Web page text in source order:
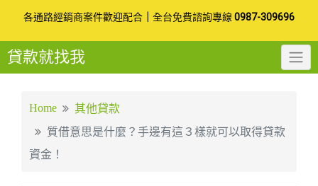
to
content
各通路經銷商案件歡迎配合 全台免費諮詢專線 0987-309696
貸款就找我
Home
其他貸款
質借意思是什麼？手邊有這３樣就可以取得貸款
資金！